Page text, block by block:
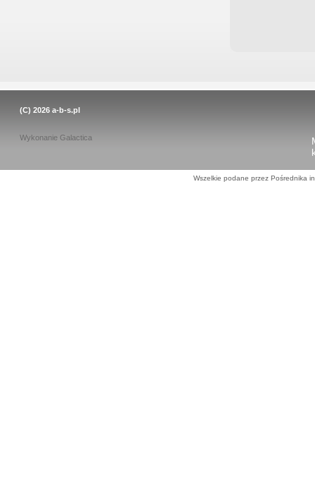
(C) 2026 a-b-s.pl
Wykonanie Galactica
Wszelkie podane przez Pośrednika